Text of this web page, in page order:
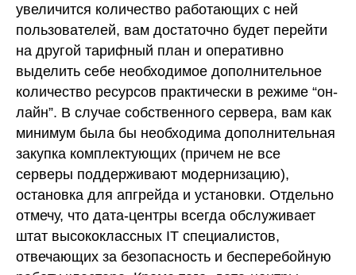
увеличится количество работающих с ней
пользователей, вам достаточно будет перейти
на другой тарифный план и оперативно
выделить себе необходимое дополнительное
количество ресурсов практически в режиме “он-
лайн”. В случае собственного сервера, вам как
минимум была бы необходима дополнительная
закупка комплектующих (причем не все
серверы поддерживают модернизацию),
остановка для апгрейда и установки. Отдельно
отмечу, что дата-центры всегда обслуживает
штат высококлассных IT специалистов,
отвечающих за безопасность и бесперебойную